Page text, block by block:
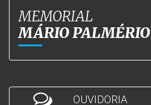
MEMORIAL
MÁRIO PALMÉRIO
OUVIDORIA